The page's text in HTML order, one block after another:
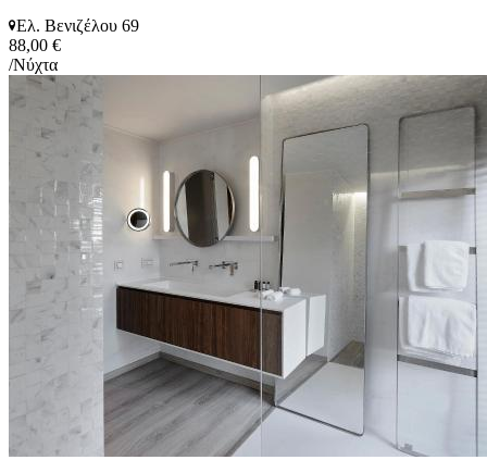
Ελ. Βενιζέλου 69
88,00 €
/Νύχτα